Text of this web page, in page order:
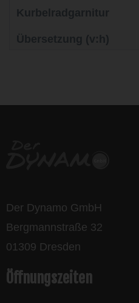
Kurbelradgarnitur
Der Dynamo GmbH
Bergmannstraße 32
01309 Dresden
Öffnungszeiten